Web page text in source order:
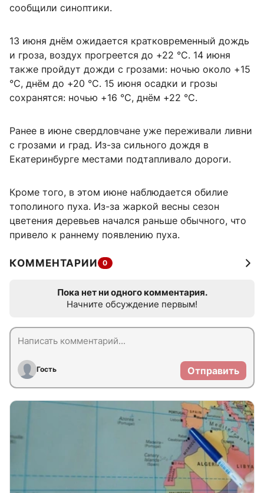
сообщили синоптики.
13 июня днём ожидается кратковременный дождь
и гроза, воздух прогреется до +22 °C. 14 июня
также пройдут дожди с грозами: ночью около +15
°C, днём до +20 °C. 15 июня осадки и грозы
сохранятся: ночью +16 °C, днём +22 °C.
Ранее в июне свердловчане уже переживали ливни
с грозами и град. Из-за сильного дождя в
Екатеринбурге местами подтапливало дороги.
Кроме того, в этом июне наблюдается обилие
тополиного пуха. Из-за жаркой весны сезон
цветения деревьев начался раньше обычного, что
привело к раннему появлению пуха.
КОММЕНТАРИИ 0
Пока нет ни одного комментария.
Начните обсуждение первым!
Гость Отправить